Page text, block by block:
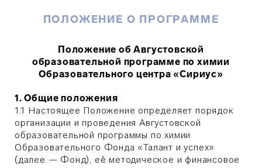
ПОЛОЖЕНИЕ О ПРОГРАММЕ
Положение об Августовской
образовательной программе по химии
Образовательного центра «Сириус»
1. Общие положения
1.1 Настоящее Положение определяет порядок
организации и проведения Августовской
образовательной программы по химии
Образовательного Фонда «Талант и успех»
(далее — Фонд), её методическое и финансовое